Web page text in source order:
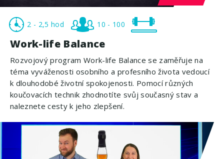
2 - 2,5 hod 10 - 100
Work-life Balance
Rozvojový program Work-life Balance se zaměřuje na
téma vyváženosti osobního a profesního života vedoucí
k dlouhodobé životní spokojenosti. Pomocí různých
koučovacích technik zhodnotíte svůj současný stav a
naleznete cesty k jeho zlepšení.